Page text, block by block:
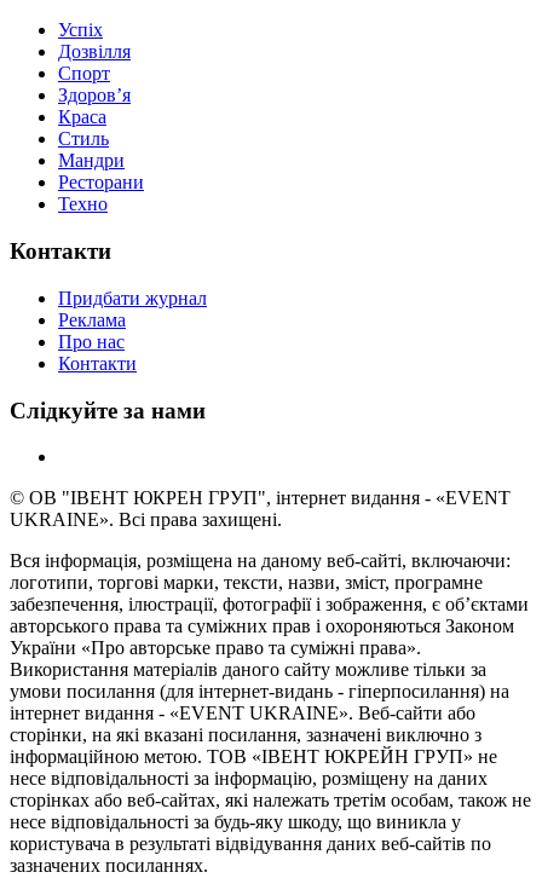
Успіх
Дозвілля
Спорт
Здоров’я
Краса
Стиль
Мандри
Ресторани
Техно
Контакти
Придбати журнал
Реклама
Про нас
Контакти
Слідкуйте за нами
© ОВ "ІВЕНТ ЮКРЕН ГРУП", інтернет видання - «EVENT
UKRAINE». Всі права захищені.
Вся інформація, розміщена на даному веб-сайті, включаючи:
логотипи, торгові марки, тексти, назви, зміст, програмне
забезпечення, ілюстрації, фотографії і зображення, є об’єктами
авторського права та суміжних прав і охороняються Законом
України «Про авторське право та суміжні права».
Використання матеріалів даного сайту можливе тільки за
умови посилання (для інтернет-видань - гіперпосилання) на
інтернет видання - «EVENT UKRAINE». Веб-сайти або
сторінки, на які вказані посилання, зазначені виключно з
інформаційною метою. ТОВ «ІВЕНТ ЮКРЕЙН ГРУП» не
несе відповідальності за інформацію, розміщену на даних
сторінках або веб-сайтах, які належать третім особам, також не
несе відповідальності за будь-яку шкоду, що виникла у
користувача в результаті відвідування даних веб-сайтів по
зазначених посиланнях.